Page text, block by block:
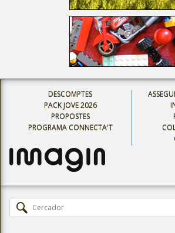
DESCOMPTES
PACK JOVE 2026
PROPOSTES
PROGRAMA CONNECTA'T